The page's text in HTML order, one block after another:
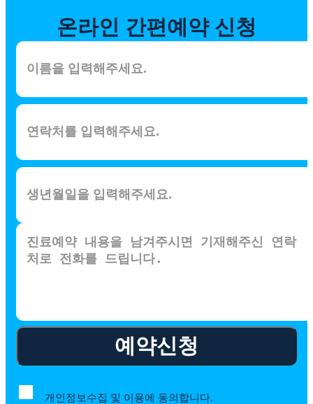
온라인 간편예약 신청
예약신청
개인정보수집 및 이용에 동의합니다.